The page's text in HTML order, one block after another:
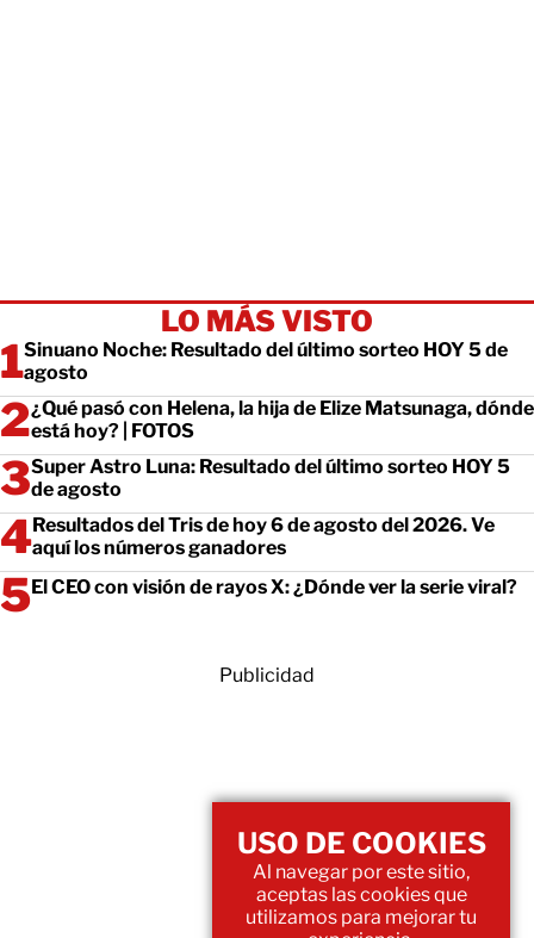
LO MÁS VISTO
Sinuano Noche: Resultado del último sorteo HOY 5 de
agosto
¿Qué pasó con Helena, la hija de Elize Matsunaga, dónde
está hoy? | FOTOS
Super Astro Luna: Resultado del último sorteo HOY 5
de agosto
Resultados del Tris de hoy 6 de agosto del 2026. Ve
aquí los números ganadores
El CEO con visión de rayos X: ¿Dónde ver la serie viral?
Publicidad
USO DE COOKIES
Al navegar por este sitio,
aceptas las cookies que
utilizamos para mejorar tu